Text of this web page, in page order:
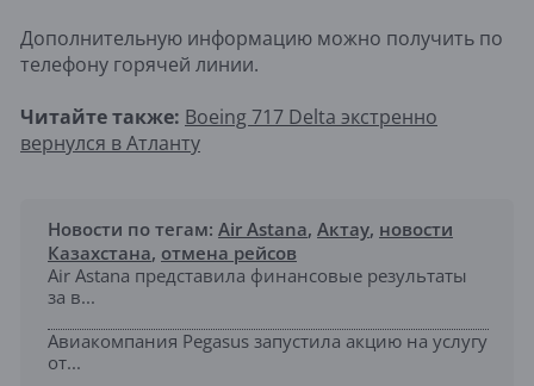
Дополнительную информацию можно получить по
телефону горячей линии.
Читайте также: Boeing 717 Delta экстренно
вернулся в Атланту
Новости по тегам: Air Astana, Актау, новости
Казахстана, отмена рейсов
Air Astana представила финансовые результаты
за в...
Авиакомпания Pegasus запустила акцию на услугу
от...